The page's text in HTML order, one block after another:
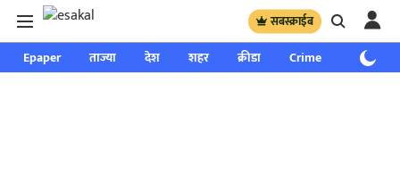
सबस्क्राईब
Epaper ताज्या देश शहर क्रीडा Crime साप्ताहिक